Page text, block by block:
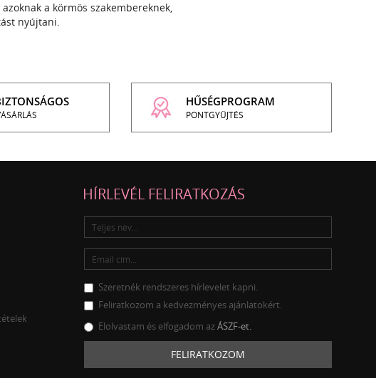
azoknak a körmös szakembereknek,
nyújtani.
HŰSÉGPROGRAM
PONTGYŰJTÉS
HÍRLEVÉL FELIRATKOZÁS
Szeretnék rendszeres hírlevelet kapni.
Feliratkozom a kedvezményes ajánlatokért.
Elolvastam és elfogadom azÁSZF-et.
FELIRATKOZOM